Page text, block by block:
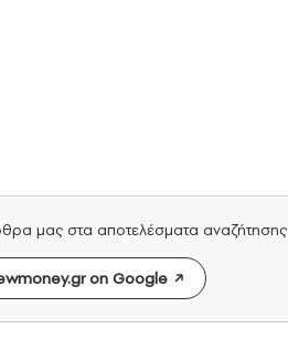
μας στα αποτελέσματα αναζήτησης
on Google